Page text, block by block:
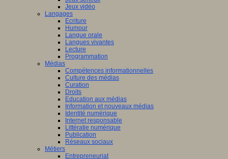
Jeux vidéo
Langages
Ecriture
Humour
Langue orale
Langues vivantes
Lecture
Programmation
Médias
Compétences informationnelles
Culture des médias
Curation
Droits
Education aux médias
Information et nouveaux médias
Identité numérique
Internet responsable
Littératie numérique
Publication
Réseaux sociaux
Métiers
Entrepreneuriat